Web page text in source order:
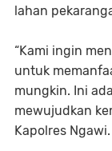
lahan
“Kami ingin
untuk
mungkin. Ini
mewujudkan
Kapolres Ngawi.